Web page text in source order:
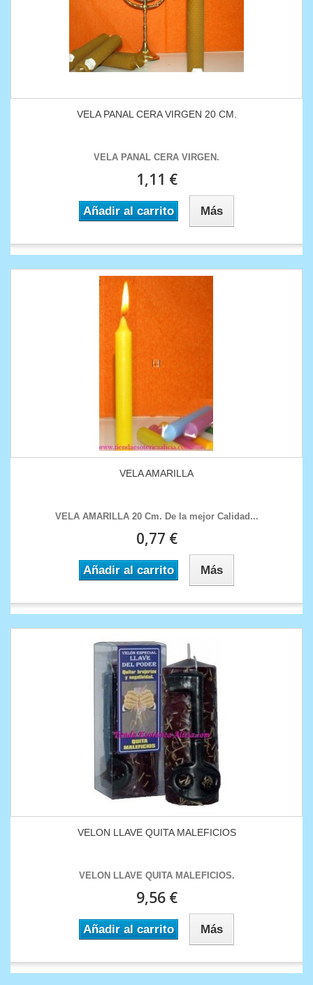
VELA PANAL CERA VIRGEN 20 CM.
VELA PANAL CERA VIRGEN.
1,11 €
Añadir al carrito Más
VELA AMARILLA
VELA AMARILLA 20 Cm. De la mejor Calidad...
0,77 €
Añadir al carrito Más
VELON LLAVE QUITA MALEFICIOS
VELON LLAVE QUITA MALEFICIOS .
9,56 €
Añadir al carrito Más